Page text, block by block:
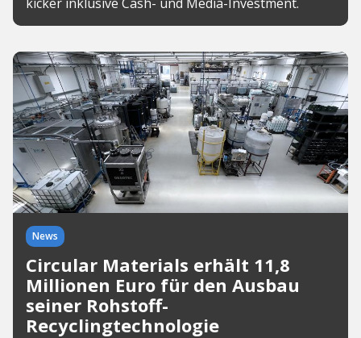
News
Circular Materials erhält 11,8
Millionen Euro für den Ausbau
seiner Rohstoff-
Recyclingtechnologie